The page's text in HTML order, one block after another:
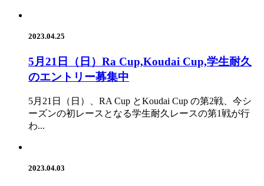
2023.04.25
5月21日（日）Ra Cup,Koudai Cup,学生耐久
のエントリー募集中
5月21日（日）、RA Cup とKoudai Cup の第2戦、今シ
ーズンの初レースとなる学生耐久レースの第1戦が行
わ...
2023.04.03